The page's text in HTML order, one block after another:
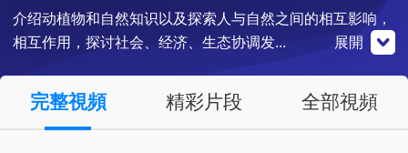
介绍动植物和自然知识以及探索人与自然之间的相互影响，
相互作用，探讨社会、经济、生态协调发...
央視影音
展開
完整視頻 精彩片段 全部視頻